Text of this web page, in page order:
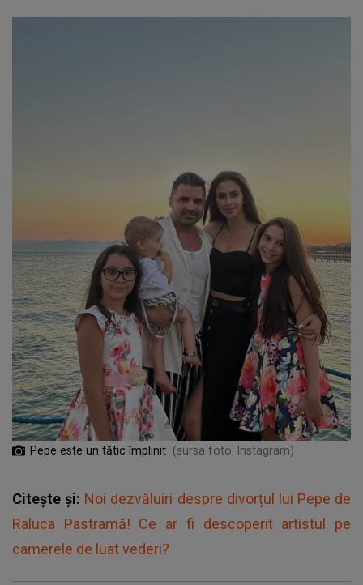
Pepe este un tătic împlinit (sursa foto: Instagram)
Citește și: Noi dezvăluiri despre divorțul lui Pepe de
Raluca Pastramă! Ce ar fi descoperit artistul pe
camerele de luat vederi?